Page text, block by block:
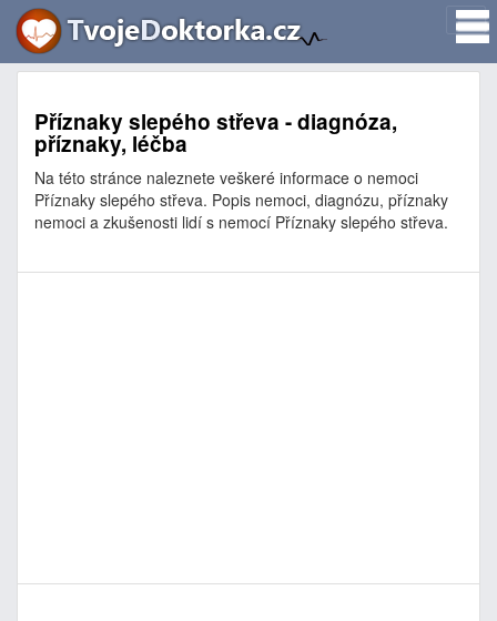
Příznaky slepého střeva - diagnóza,
příznaky, léčba
Na této stránce naleznete veškeré informace o nemoci
Příznaky slepého střeva. Popis nemoci, diagnózu, příznaky
nemoci a zkušenosti lidí s nemocí Příznaky slepého střeva.